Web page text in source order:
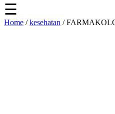
☰
Home /kesehatan /